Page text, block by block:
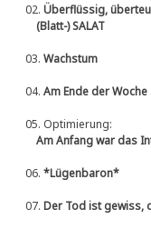
02.Überflüssig,
(Blatt-) SALAT
03.Wachstum
04.Am Ende der Woche
05. Optimierung:
Am Anfang war das
06.*Lügenbaron*
07.Der Tod ist gewiss,